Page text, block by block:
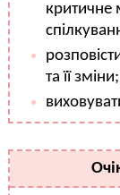
критичне
та її зміни;